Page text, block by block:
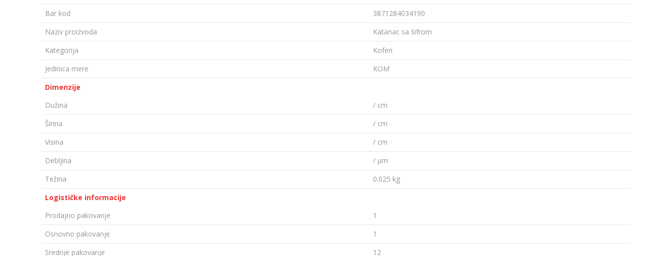
Bar kod
3871284034190
Naziv proizvoda
Katanac sa šifrom
Kategorija
Koferi
Jedinica mere
KOM
Dimenzije
Dužina
/ cm
Širina
/ cm
Visina
/ cm
Debljina
/ µm
Težina
0.025 kg
Logističke informacije
Prodajno pakovanje
1
Osnovno pakovanje
1
Srednje pakovanje
12